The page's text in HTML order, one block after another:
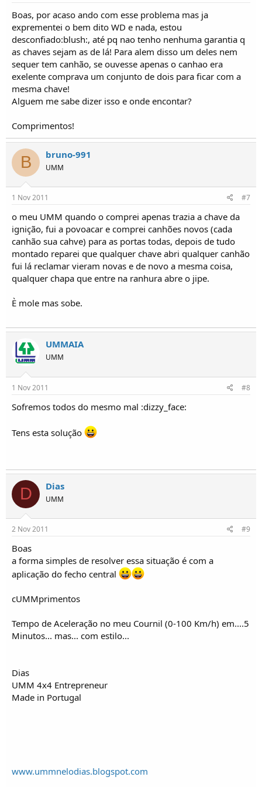
Boas, por acaso ando com esse problema mas ja
exprementei o bem dito WD e nada, estou
desconfiado:blush:, até pq nao tenho nenhuma garantia q
as chaves sejam as de lá! Para alem disso um deles nem
sequer tem canhão, se ouvesse apenas o canhao era
exelente comprava um conjunto de dois para ficar com a
mesma chave!
Alguem me sabe dizer isso e onde encontar?
Comprimentos!
B bruno-991
UMM
1 Nov 2011 #7
o meu UMM quando o comprei apenas trazia a chave da
ignição, fui a povoacar e comprei canhões novos (cada
canhão sua cahve) para as portas todas, depois de tudo
montado reparei que qualquer chave abri qualquer canhão
fui lá reclamar vieram novas e de novo a mesma coisa,
qualquer chapa que entre na ranhura abre o jipe.
È mole mas sobe.
UMMAIA
UMM
1 Nov 2011 #8
Sofremos todos do mesmo mal :dizzy_face:
Tens esta solução
D Dias
UMM
2 Nov 2011 #9
Boas
a forma simples de resolver essa situação é com a
aplicação do fecho central
cUMMprimentos
Tempo de Aceleração no meu Cournil (0-100 Km/h) em....5
Minutos... mas... com estilo...
Dias
UMM 4x4 Entrepreneur
Made in Portugal
www.ummnelodias.blogspot.com